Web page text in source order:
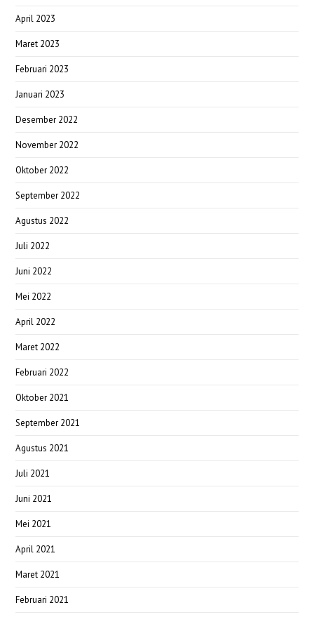
April 2023
Maret 2023
Februari 2023
Januari 2023
Desember 2022
November 2022
Oktober 2022
September 2022
Agustus 2022
Juli 2022
Juni 2022
Mei 2022
April 2022
Maret 2022
Februari 2022
Oktober 2021
September 2021
Agustus 2021
Juli 2021
Juni 2021
Mei 2021
April 2021
Maret 2021
Februari 2021